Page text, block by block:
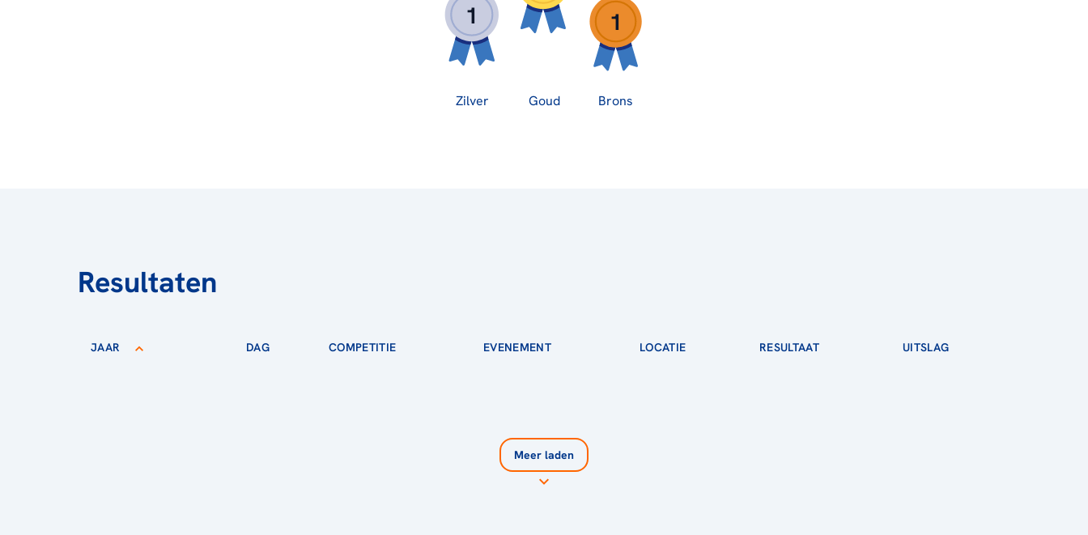
1
1
Zilver Goud Brons
Resultaten
JAAR DAG COMPETITIE EVENEMENT LOCATIE RESULTAAT UITSLAG
Meer laden